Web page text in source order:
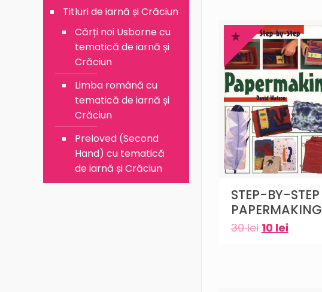
STEP-BY-STEP
PAPERMAKING
30lei 10 lei
Titluri de iarnă și Crăciun
Cărți noi Usborne cu
tematică de iarnă și
Crăciun
Limba română cu
tematică de iarnă și
Crăciun
Preloved (Second
Hand) cu tematică
de iarnă și Crăciun